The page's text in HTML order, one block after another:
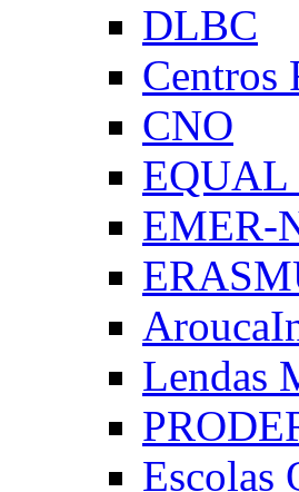
DLBC
Centros
CNO
EQUAL
EMER-
Lendas
Escolas